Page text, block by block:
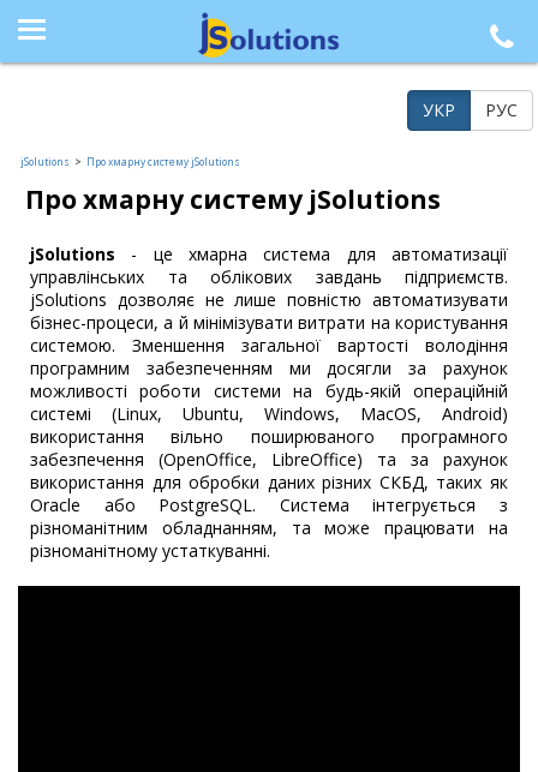
+38 (044) 564-77-33, +38 (095) 617-41-15, +38 (066) 986-85-23, +38 (073) 218-42-21
УКР РУС
jSolutions > Про хмарну систему jSolutions
Про хмарну систему jSolutions
jSolutions - це хмарна система для автоматизації
управлінських та облікових завдань підприємств.
jSolutions дозволяє не лише повністю автоматизувати
бізнес-процеси, а й мінімізувати витрати на користування
системою. Зменшення загальної вартості володіння
програмним забезпеченням ми досягли за рахунок
можливості роботи системи на будь-якій операційній
системі (Linux, Ubuntu, Windows, MacOS, Android)
використання вільно поширюваного програмного
забезпечення (OpenOffice, LibreOffice) та за рахунок
використання для обробки даних різних СКБД, таких як
Oracle або PostgreSQL. Система інтегрується з
різноманітним обладнанням, та може працювати на
різноманітному устаткуванні.